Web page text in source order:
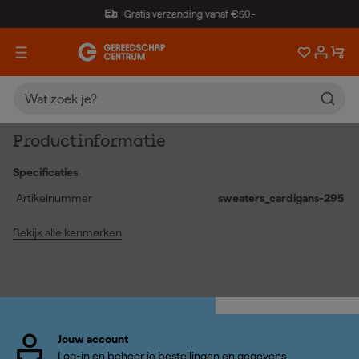
Gratis verzending vanaf €50,-
Productinformatie
Specificaties
Artikelnummer
sweaters_cardigans-295
Bekijk alle kenmerken
Jouw account
Log-in en beheer je bestellingen en gegevens